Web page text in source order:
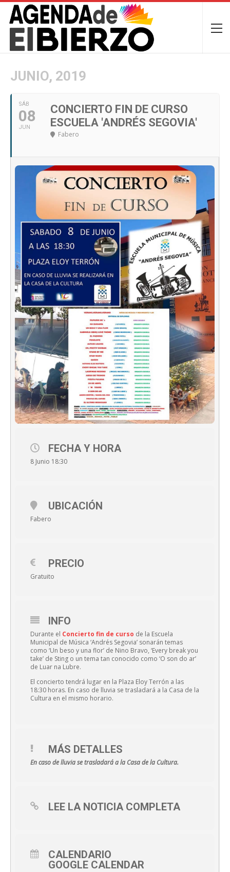
JUNIO, 2019
SÁB
08
JUN
CONCIERTO FIN DE CURSO
ESCUELA 'ANDRÉS SEGOVIA'
Fabero
FECHA Y HORA
8 Junio 18:30
UBICACIÓN
Fabero
PRECIO
Gratuito
INFO
Durante el Concierto fin de curso de la Escuela
Municipal de Música ‘Andrés Segovia’ sonarán temas
como ‘Un beso y una flor’ de Nino Bravo, ‘Every break you
take’ de Sting o un tema tan conocido como ‘O son do ar’
de Luar na Lubre.
El concierto tendrá lugar en la Plaza Eloy Terrón a las
18:30 horas. En caso de lluvia se trasladará a la Casa de la
Cultura en el mismo horario.
MÁS DETALLES
En caso de lluvia se trasladará a la Casa de la Cultura.
LEE LA NOTICIA COMPLETA
CALENDARIO
GOOGLE CALENDAR